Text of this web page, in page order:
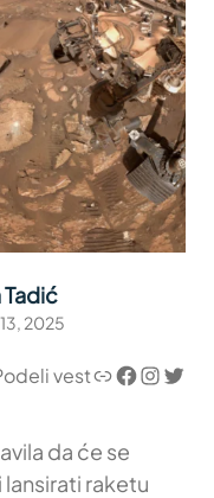
2025
vestLink Facebook InstagramTwitter
da će se
raketu